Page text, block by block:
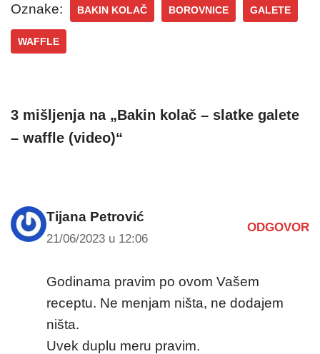
Oznake: BAKIN KOLAČ BOROVNICE GALETE
WAFFLE
3 mišljenja na „Bakin kolač – slatke galete
– waffle (video)“
Tijana Petrović
21/06/2023 u 12:06
ODGOVOR
Godinama pravim po ovom Vašem
receptu. Ne menjam ništa, ne dodajem
ništa.
Uvek duplu meru pravim.